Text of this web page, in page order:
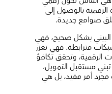
بالوصول إلى
صوامع جديدة.
البيني بشكل صحيح، فهي
مترابطة. فهي تعزز
الرقمية، وتحقق تكافؤ
مستقبل التمويل،
مجرد أمر مفيد، بل هي